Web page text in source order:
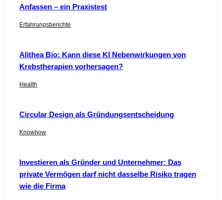
Anfassen – ein Praxistest
Erfahrungsberichte
Alithea Bio: Kann diese KI Nebenwirkungen von
Krebstherapien vorhersagen?
Health
Circular Design als Gründungsentscheidung
Knowhow
Investieren als Gründer und Unternehmer: Das
private Vermögen darf nicht dasselbe Risiko tragen
wie die Firma